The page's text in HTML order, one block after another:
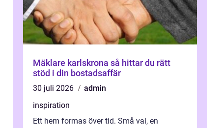
Mäklare karlskrona så hittar du rätt
stöd i din bostadsaffär
30 juli 2026
admin
inspiration
Ett hem formas över tid. Små val, en